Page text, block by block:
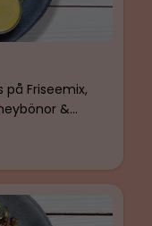
på Friseemix,
&
Protein 41g,
g